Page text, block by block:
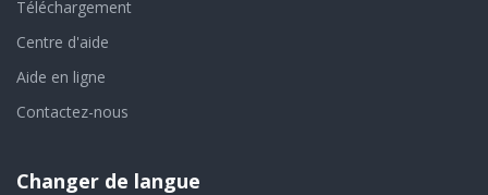
Téléchargement
Centre d'aide
Aide en ligne
Contactez-nous
Changer de langue